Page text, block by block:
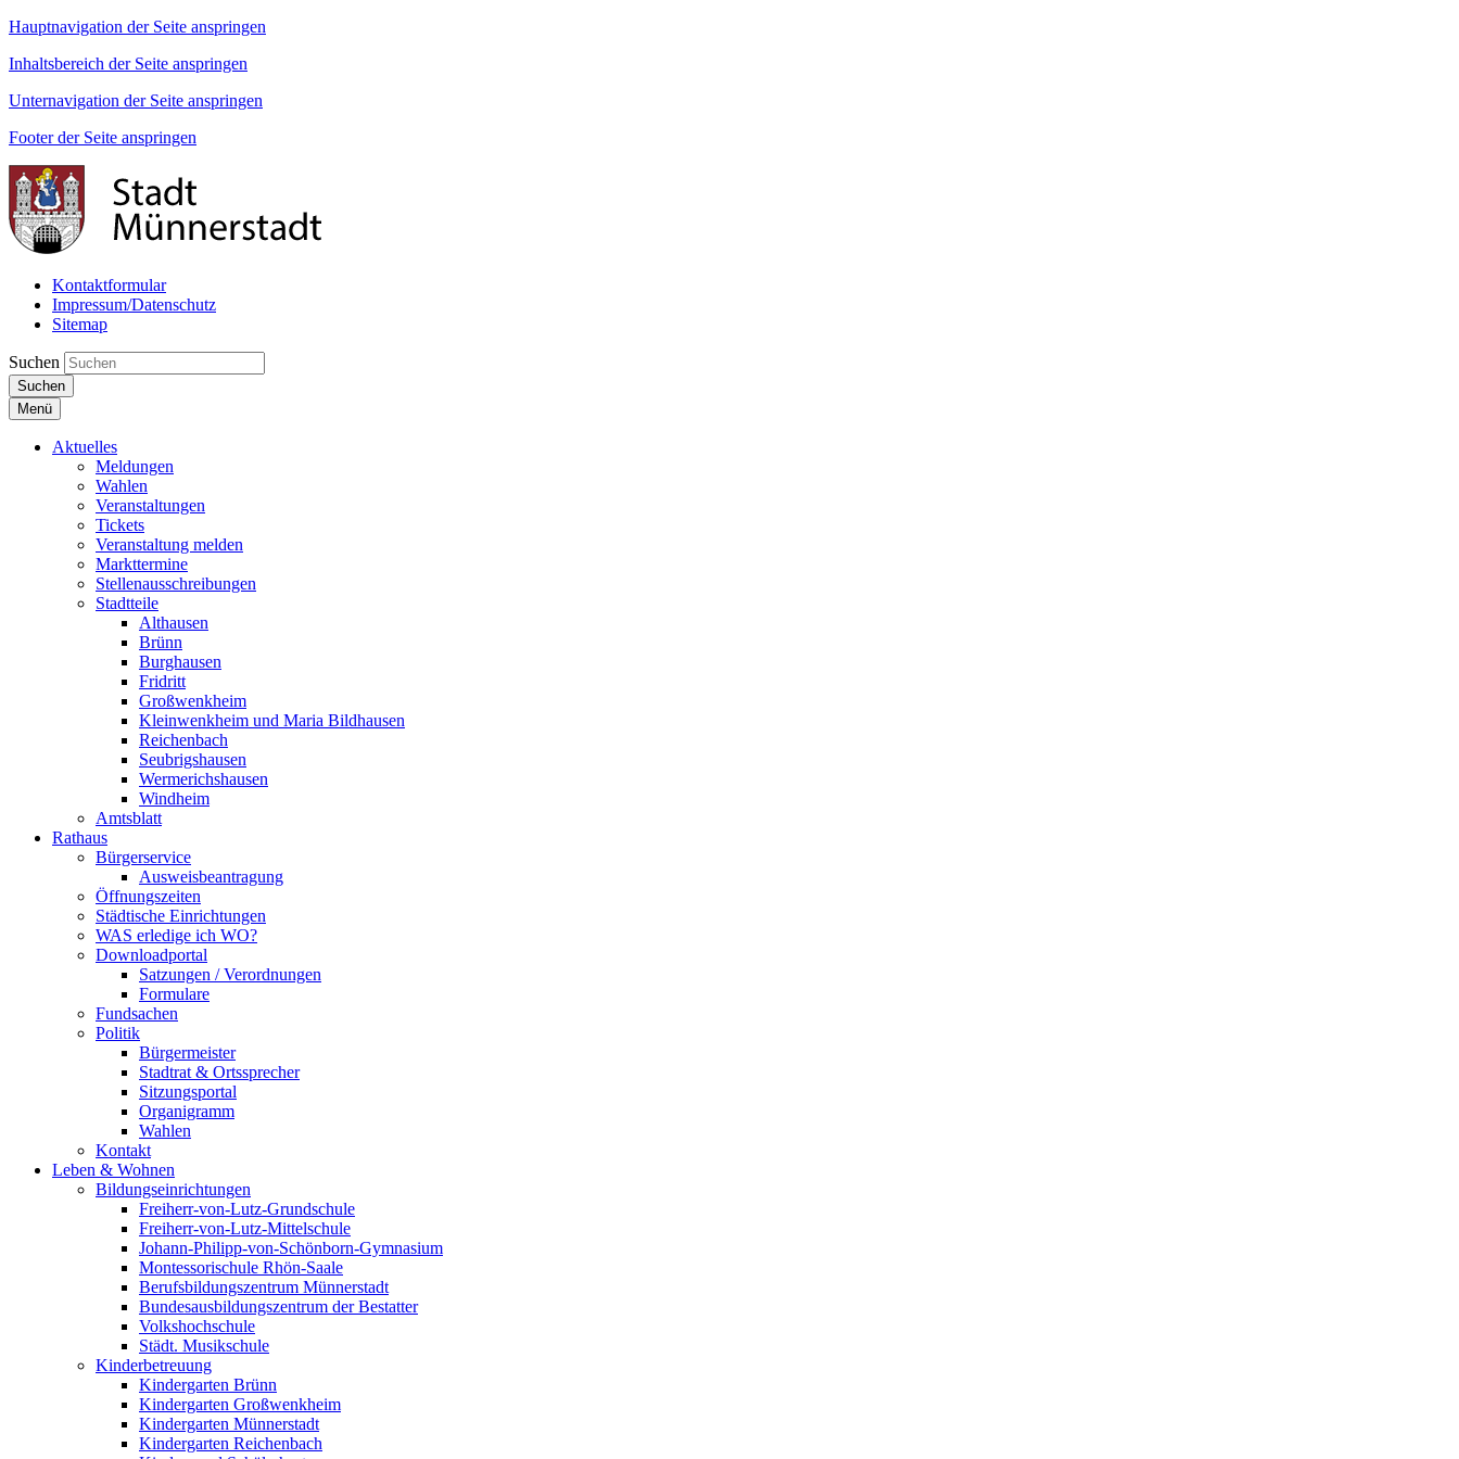
Hauptnavigation der Seite anspringen
Inhaltsbereich der Seite anspringen
Unternavigation der Seite anspringen
Footer der Seite anspringen
Kontaktformular
Impressum/Datenschutz
Sitemap
Suchen
Suchen
Menü
Aktuelles
Meldungen
Wahlen
Veranstaltungen
Tickets
Veranstaltung melden
Markttermine
Stellenausschreibungen
Stadtteile
Althausen
Brünn
Burghausen
Fridritt
Großwenkheim
Kleinwenkheim und Maria Bildhausen
Reichenbach
Seubrigshausen
Wermerichshausen
Windheim
Amtsblatt
Rathaus
Bürgerservice
Ausweisbeantragung
Öffnungszeiten
Städtische Einrichtungen
WAS erledige ich WO?
Downloadportal
Satzungen / Verordnungen
Formulare
Fundsachen
Politik
Bürgermeister
Stadtrat & Ortssprecher
Sitzungsportal
Organigramm
Wahlen
Kontakt
Leben & Wohnen
Bildungseinrichtungen
Freiherr-von-Lutz-Grundschule
Freiherr-von-Lutz-Mittelschule
Johann-Philipp-von-Schönborn-Gymnasium
Montessorischule Rhön-Saale
Berufsbildungszentrum Münnerstadt
Bundesausbildungszentrum der Bestatter
Volkshochschule
Städt. Musikschule
Kinderbetreuung
Kindergarten Brünn
Kindergarten Großwenkheim
Kindergarten Münnerstadt
Kindergarten Reichenbach